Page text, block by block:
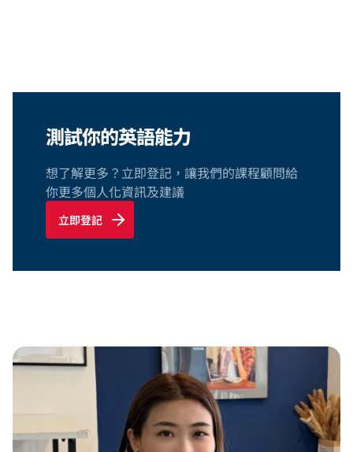
測試你的英語能力
想了解更多？立即登記，讓我們的課程顧問給
你更多個人化資訊及建議
立即登記